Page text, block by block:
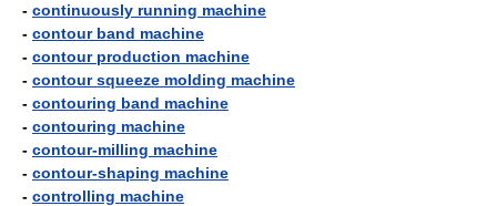
- continuously running machine
- contour band machine
- contour production machine
- contour squeeze molding machine
- contouring band machine
- contouring machine
- contour-milling machine
- contour-shaping machine
- controlling machine